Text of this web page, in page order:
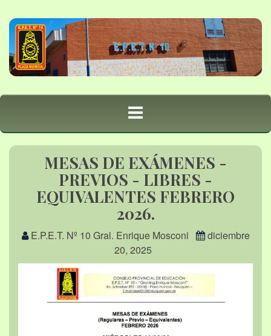
MESAS DE EXÁMENES -
PREVIOS - LIBRES -
EQUIVALENTES FEBRERO
2026.
E.P.E.T. Nº 10 Gral. Enrique Mosconi
diciembre
20, 2025